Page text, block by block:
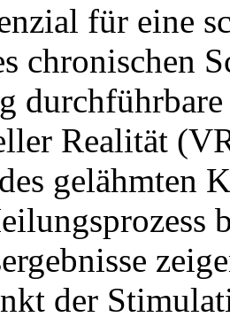
für eine
chronischen
Realität
gelähmten
der